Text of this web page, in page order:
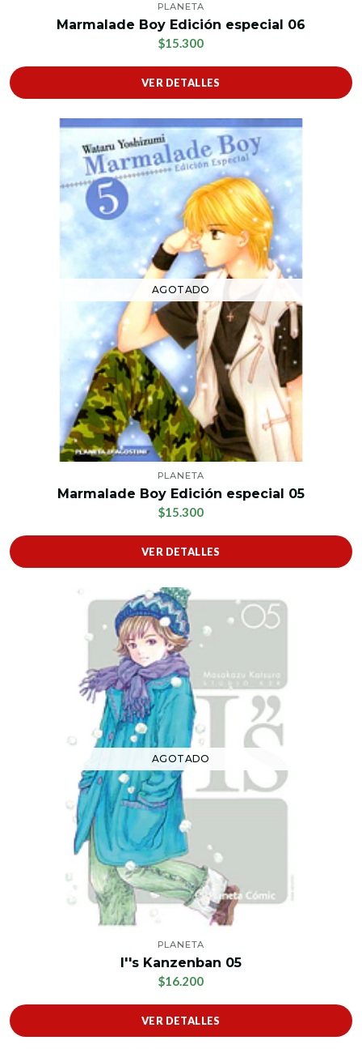
PLANETA
Marmalade Boy Edición especial 06
$15.300
VER DETALLES
AGOTADO
PLANETA
Marmalade Boy Edición especial 05
$15.300
VER DETALLES
AGOTADO
PLANETA
I''s Kanzenban 05
$16.200
VER DETALLES